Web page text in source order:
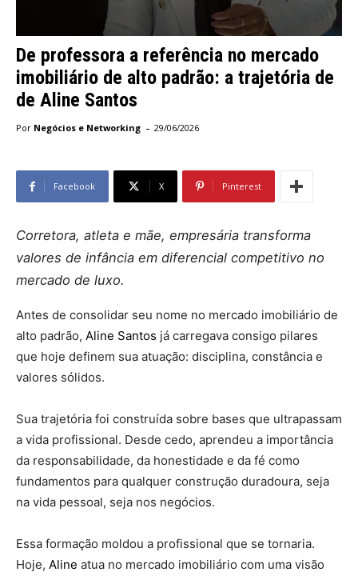
De professora a referência no mercado
imobiliário de alto padrão: a trajetória de
de Aline Santos
Por Negócios e Networking - 29/06/2026
Facebook X Pinterest
Corretora, atleta e mãe, empresária transforma
valores de infância em diferencial competitivo no
mercado de luxo.
Antes de consolidar seu nome no mercado imobiliário de
alto padrão, Aline Santos já carregava consigo pilares
que hoje definem sua atuação: disciplina, constância e
valores sólidos.
Sua trajetória foi construída sobre bases que ultrapassam
a vida profissional. Desde cedo, aprendeu a importância
da responsabilidade, da honestidade e da fé como
fundamentos para qualquer construção duradoura, seja
na vida pessoal, seja nos negócios.
Essa formação moldou a profissional que se tornaria.
Hoje, Aline atua no mercado imobiliário com uma visão